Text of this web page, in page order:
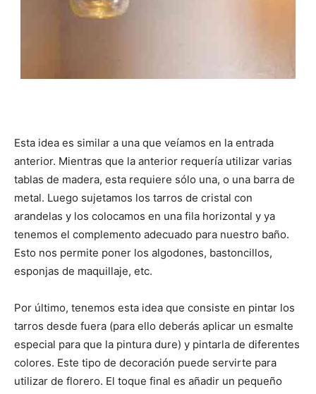
Esta idea es similar a una que veíamos en la entrada
anterior. Mientras que la anterior requería utilizar varias
tablas de madera, esta requiere sólo una, o una barra de
metal. Luego sujetamos los tarros de cristal con
arandelas y los colocamos en una fila horizontal y ya
tenemos el complemento adecuado para nuestro baño.
Esto nos permite poner los algodones, bastoncillos,
esponjas de maquillaje, etc.
Por último, tenemos esta idea que consiste en pintar los
tarros desde fuera (para ello deberás aplicar un esmalte
especial para que la pintura dure) y pintarla de diferentes
colores. Este tipo de decoración puede servirte para
utilizar de florero. El toque final es añadir un pequeño